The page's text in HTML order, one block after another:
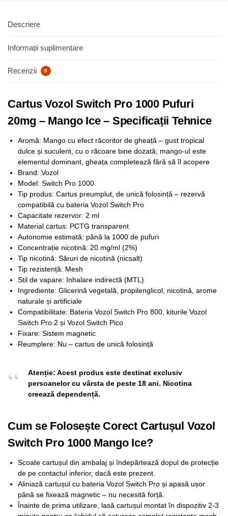
Descriere
Informații suplimentare
Recenzii 0
Cartus Vozol Switch Pro 1000 Pufuri
20mg – Mango Ice – Specificații Tehnice
Aromă: Mango cu efect răcoritor de gheață – gust tropical
dulce și suculent, cu o răcoare bine dozată; mango-ul este
elementul dominant, gheața completează fără să îl acopere
Brand: Vozol
Model: Switch Pro 1000
Tip produs: Cartus preumplut, de unică folosință – rezervă
compatibilă cu bateria Vozol Switch Pro
Capacitate rezervor: 2 ml
Material cartus: PCTG transparent
Autonomie estimată: până la 1000 de pufuri
Concentrație nicotină: 20 mg/ml (2%)
Tip nicotină: Săruri de nicotină (nicsalt)
Tip rezistență: Mesh
Stil de vapare: Inhalare indirectă (MTL)
Ingrediente: Glicerină vegetală, propilenglicol, nicotină, arome
naturale și artificiale
Compatibilitate: Bateria Vozol Switch Pro 800, kiturile Vozol
Switch Pro 2 și Vozol Switch Pico
Fixare: Sistem magnetic
Reumplere: Nu – cartus de unică folosință
Atenție: Acest produs este destinat exclusiv
persoanelor cu vârsta de peste 18 ani. Nicotina
creează dependență.
Cum se Folosește Corect Cartușul Vozol
Switch Pro 1000 Mango Ice?
Scoate cartușul din ambalaj și îndepărtează dopul de protecție
de pe contactul inferior, dacă este prezent.
Aliniază cartușul cu bateria Vozol Switch Pro și apasă ușor
până se fixează magnetic – nu necesită forță.
Înainte de prima utilizare, lasă cartușul montat în dispozitiv 2-3